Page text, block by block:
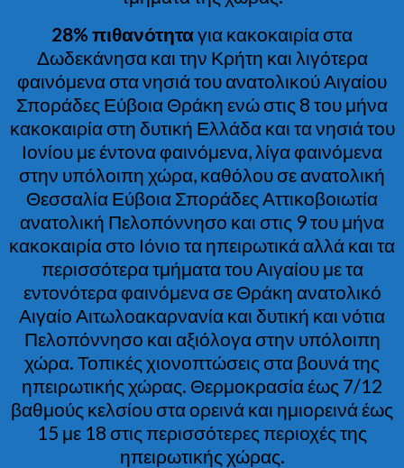
28% πιθανότηταγια κακοκαιρία στα
Δωδεκάνησα και την Κρήτη και λιγότερα
φαινόμενα στα νησιά του ανατολικού Αιγαίου
Σποράδες Εύβοια Θράκη ενώ στις 8 του μήνα
κακοκαιρία στη δυτική Ελλάδα και τα νησιά του
Ιονίου με έντονα φαινόμενα, λίγα φαινόμενα
στην υπόλοιπη χώρα, καθόλου σε ανατολική
Θεσσαλία Εύβοια Σποράδες Αττικοβοιωτία
ανατολική Πελοπόννησο και στις 9 του μήνα
κακοκαιρία στο Ιόνιο τα ηπειρωτικά αλλά και τα
περισσότερα τμήματα του Αιγαίου με τα
εντονότερα φαινόμενα σε Θράκη ανατολικό
Αιγαίο Αιτωλοακαρνανία και δυτική και νότια
Πελοπόννησο και αξιόλογα στην υπόλοιπη
χώρα. Τοπικές χιονοπτώσεις στα βουνά της
ηπειρωτικής χώρας. Θερμοκρασία έως 7/12
βαθμούς κελσίου στα ορεινά και ημιορεινά έως
15 με 18 στις περισσότερες περιοχές της
ηπειρωτικής χώρας.